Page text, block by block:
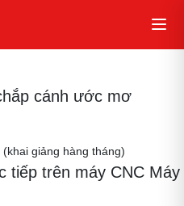
cánh ước mơ
giảng hàng tháng)
trên máy CNC